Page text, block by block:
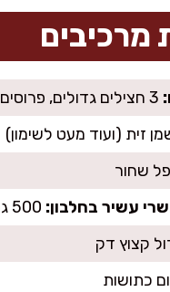
מרכיבים
שחור
עשיר בחלבון: